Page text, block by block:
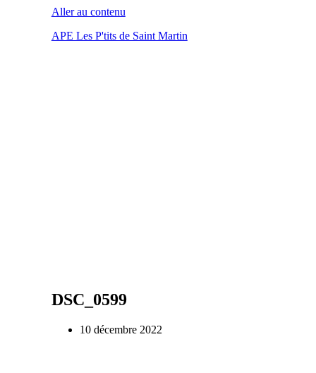
Aller au contenu
APE Les P'tits de Saint Martin
DSC_0599
10 décembre 2022